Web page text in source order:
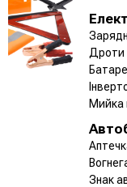
Дроти
Мийка
Знак